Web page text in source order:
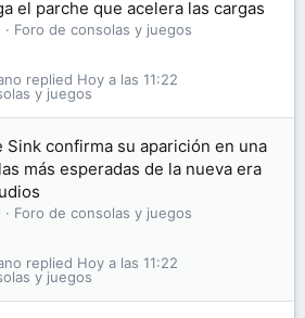
el parche que acelera las cargas
Foro de consolas y juegos
y juegos
Hoy a las 11:22
Sink confirma su aparición en una
más esperadas de la nueva era
Foro de consolas y juegos
y juegos
Hoy a las 11:22